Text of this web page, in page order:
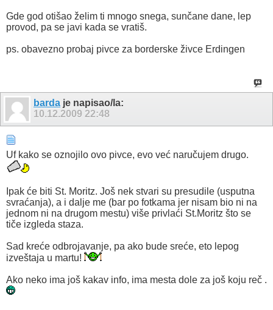
Gde god otišao želim ti mnogo snega, sunčane dane, lep
provod, pa se javi kada se vratiš.
ps. obavezno probaj pivce za borderske živce Erdingen
barda je napisao/la:
10.12.2009 22:48
Uf kako se oznojilo ovo pivce, evo već naručujem drugo.
Ipak će biti St. Moritz. Još nek stvari su presudile (usputna
svraćanja), a i dalje me (bar po fotkama jer nisam bio ni na
jednom ni na drugom mestu) više privlaći St.Moritz što se
tiče izgleda staza.
Sad kreće odbrojavanje, pa ako bude sreće, eto lepog
izveštaja u martu!
Ako neko ima još kakav info, ima mesta dole za još koju reč .